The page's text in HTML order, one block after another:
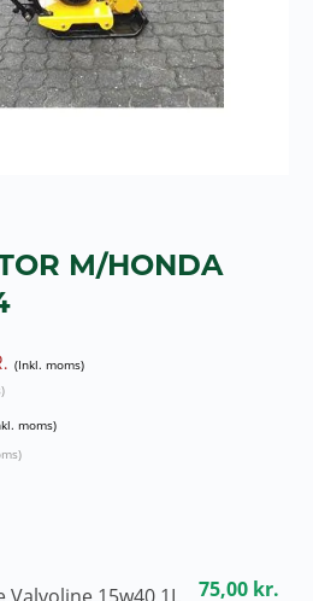
M/HONDA
75,00 kr.